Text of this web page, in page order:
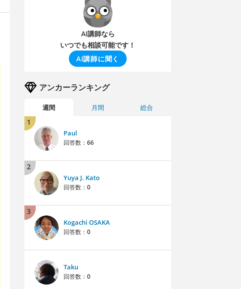
AI講師なら
いつでも相談可能です！
AI講師に聞く
アンカーランキング
週間 月間 総合
1
Paul
回答数： 66
2
Yuya J. Kato
回答数： 0
3
Kogachi OSAKA
回答数： 0
Taku
回答数： 0